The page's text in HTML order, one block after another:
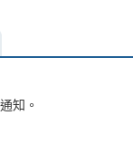
知。